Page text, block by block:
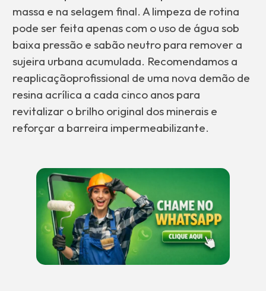
massa e na selagem final. A limpeza de rotina
pode ser feita apenas com o uso de água sob
baixa pressão e sabão neutro para remover a
sujeira urbana acumulada. Recomendamos a
reaplicaçãoprofissional de uma nova demão de
resina acrílica a cada cinco anos para
revitalizar o brilho original dos minerais e
reforçar a barreira impermeabilizante.